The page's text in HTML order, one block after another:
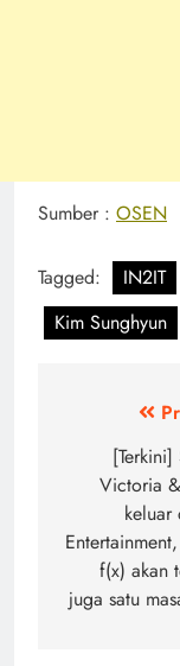
Sumber : OSEN
Tagged: IN2IT
Kim Sunghyun
[Terkini]
Victoria
keluar
f(x) akan
juga satu